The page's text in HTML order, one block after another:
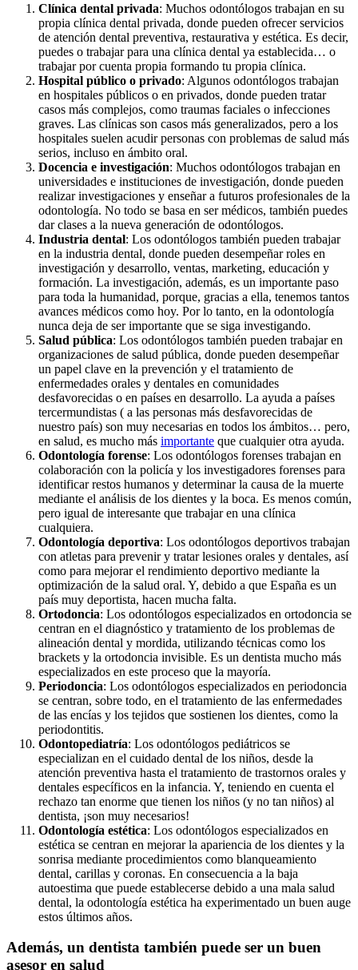
Clínica dental privada: Muchos odontólogos trabajan en su
propia clínica dental privada, donde pueden ofrecer servicios
de atención dental preventiva, restaurativa y estética. Es decir,
puedes o trabajar para una clínica dental ya establecida… o
trabajar por cuenta propia formando tu propia clínica.
Hospital público o privado: Algunos odontólogos trabajan
en hospitales públicos o en privados, donde pueden tratar
casos más complejos, como traumas faciales o infecciones
graves. Las clínicas son casos más generalizados, pero a los
hospitales suelen acudir personas con problemas de salud más
serios, incluso en ámbito oral.
Docencia e investigación: Muchos odontólogos trabajan en
universidades e instituciones de investigación, donde pueden
realizar investigaciones y enseñar a futuros profesionales de la
odontología. No todo se basa en ser médicos, también puedes
dar clases a la nueva generación de odontólogos.
Industria dental: Los odontólogos también pueden trabajar
en la industria dental, donde pueden desempeñar roles en
investigación y desarrollo, ventas, marketing, educación y
formación. La investigación, además, es un importante paso
para toda la humanidad, porque, gracias a ella, tenemos tantos
avances médicos como hoy. Por lo tanto, en la odontología
nunca deja de ser importante que se siga investigando.
Salud pública: Los odontólogos también pueden trabajar en
organizaciones de salud pública, donde pueden desempeñar
un papel clave en la prevención y el tratamiento de
enfermedades orales y dentales en comunidades
desfavorecidas o en países en desarrollo. La ayuda a países
tercermundistas ( a las personas más desfavorecidas de
nuestro país) son muy necesarias en todos los ámbitos… pero,
en salud, es mucho más importante que cualquier otra ayuda.
Odontología forense: Los odontólogos forenses trabajan en
colaboración con la policía y los investigadores forenses para
identificar restos humanos y determinar la causa de la muerte
mediante el análisis de los dientes y la boca. Es menos común,
pero igual de interesante que trabajar en una clínica
cualquiera.
Odontología deportiva: Los odontólogos deportivos trabajan
con atletas para prevenir y tratar lesiones orales y dentales, así
como para mejorar el rendimiento deportivo mediante la
optimización de la salud oral. Y, debido a que España es un
país muy deportista, hacen mucha falta.
Ortodoncia: Los odontólogos especializados en ortodoncia se
centran en el diagnóstico y tratamiento de los problemas de
alineación dental y mordida, utilizando técnicas como los
brackets y la ortodoncia invisible. Es un dentista mucho más
especializados en este proceso que la mayoría.
Periodoncia: Los odontólogos especializados en periodoncia
se centran, sobre todo, en el tratamiento de las enfermedades
de las encías y los tejidos que sostienen los dientes, como la
periodontitis.
Odontopediatría: Los odontólogos pediátricos se
especializan en el cuidado dental de los niños, desde la
atención preventiva hasta el tratamiento de trastornos orales y
dentales específicos en la infancia. Y, teniendo en cuenta el
rechazo tan enorme que tienen los niños (y no tan niños) al
dentista, ¡son muy necesarios!
Odontología estética: Los odontólogos especializados en
estética se centran en mejorar la apariencia de los dientes y la
sonrisa mediante procedimientos como blanqueamiento
dental, carillas y coronas. En consecuencia a la baja
autoestima que puede establecerse debido a una mala salud
dental, la odontología estética ha experimentado un buen auge
estos últimos años.
Además, un dentista también puede ser un buen
asesor en salud